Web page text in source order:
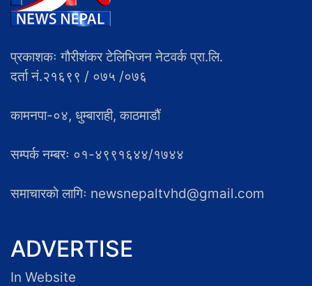
प्रकाशकः गौरीशंकर टेलिभिजन नेटवर्क प्रा.लि.
दर्ता नं.२१६९९ / ०७५ /०७६
कामनपा-०४, धुम्बाराही, काठमाडौं
सम्पर्क नम्बरः ०१-४९९१६४४/१७४४
समाचारकाे लागिः newsnepaltvhd@gmail.com
ADVERTISE
In Website